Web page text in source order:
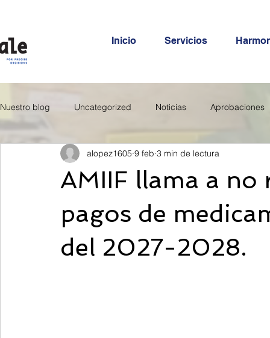
Inicio Servicios
Nuestro blog Uncategorized Noticias Aprobaciones
AMIIF llama a no
pagos de
del 2027-2028.
alopez1605 9 feb 3 min de lectura